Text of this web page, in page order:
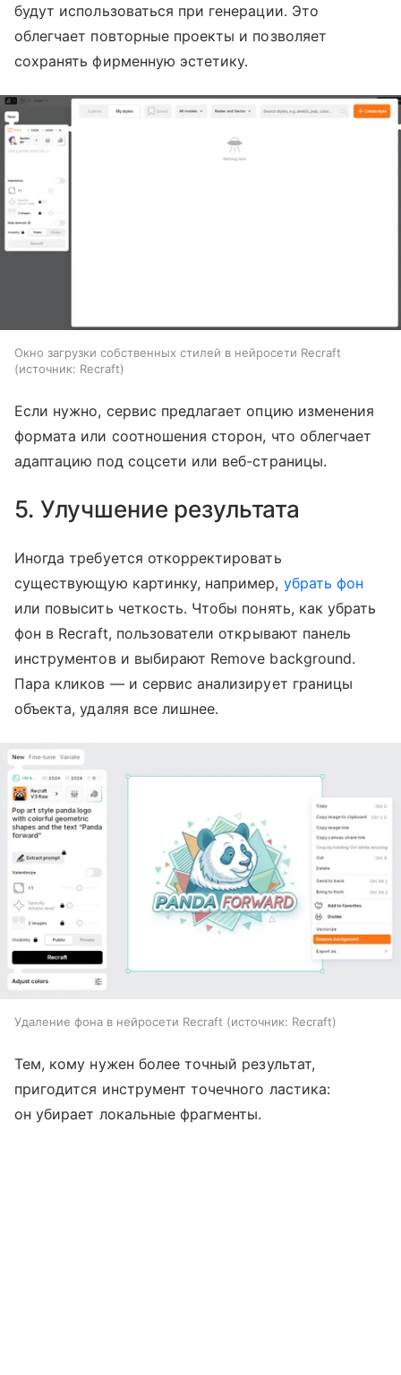
будут использоваться при генерации. Это
облегчает повторные проекты и позволяет
сохранять фирменную эстетику.
Окно загрузки собственных стилей в нейросети Recraft
источник: Recraft
Если нужно, сервис предлагает опцию изменения
формата или соотношения сторон, что облегчает
адаптацию под соцсети или веб-страницы.
5. Улучшение результата
Иногда требуется откорректировать
существующую картинку, например, убрать фон
или повысить четкость. Чтобы понять, как убрать
фон в Recraft, пользователи открывают панель
инструментов и выбирают Remove background.
Пара кликов — и сервис анализирует границы
объекта, удаляя все лишнее.
Удаление фона в нейросети Recraft источник: Recraft
Тем, кому нужен более точный результат,
пригодится инструмент точечного ластика:
он убирает локальные фрагменты.